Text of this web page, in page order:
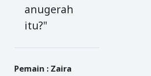
anugerah
itu?"
Pemain : Zaira